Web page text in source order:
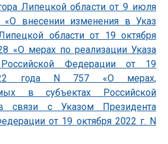
Липецкой области от 9 июля
внесении изменения в Указ
области от 19 октября
«О мерах по реализации Указа
Российской Федерации от 19
года N 757 «О мерах,
в субъектах Российской
связи с Указом Президента
от 19 октября 2022 г. N